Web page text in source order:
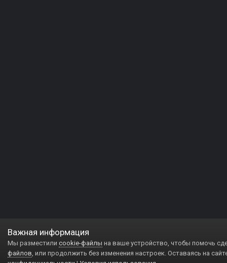
Важная информация
Мы разместили cookie-файлы на ваше устройство, чтобы помочь
файлов, или продолжить без изменения настроек. Оставаясь на